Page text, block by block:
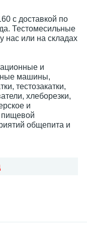
с доставкой по
Тестомесильные
нас или на складах
и
машины,
тестозакатки,
хлеборезки,
и
пищевой
общепита и